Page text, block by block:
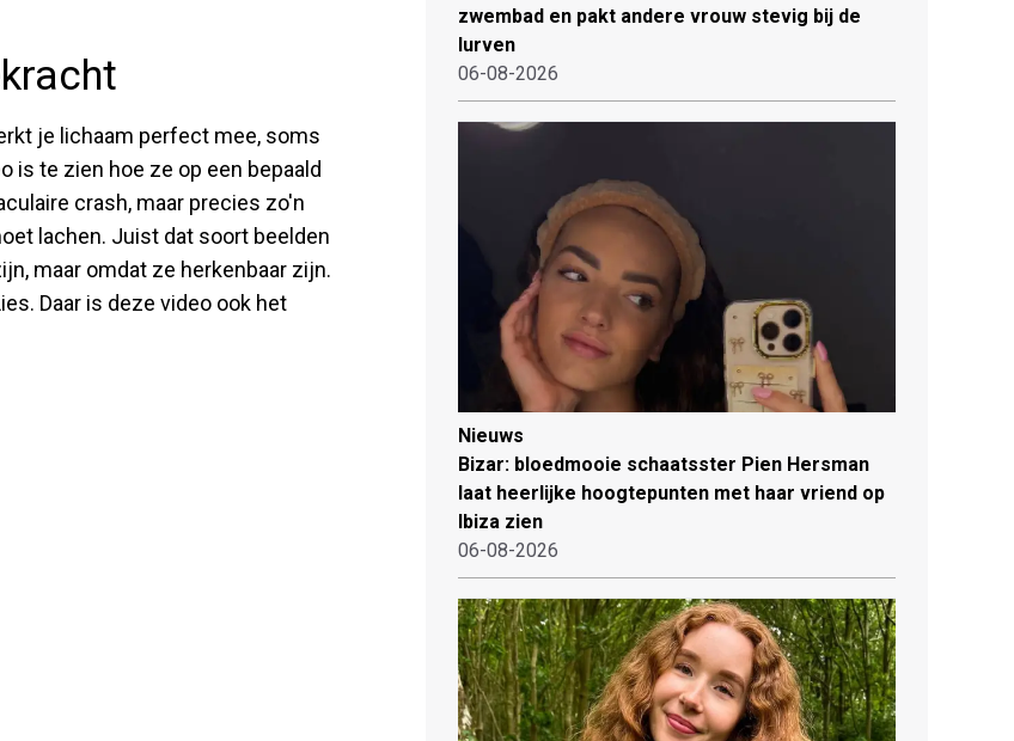
je lichaam perfect mee, soms
is te zien hoe ze op een bepaald
crash, maar precies zo'n
lachen. Juist dat soort beelden
maar omdat ze herkenbaar zijn.
Daar is deze video ook het
zwembad en pakt andere vrouw stevig bij de
lurven
06-08-2026
Nieuws
Bizar: bloedmooie schaatsster Pien Hersman
laat heerlijke hoogtepunten met haar vriend op
Ibiza zien
06-08-2026